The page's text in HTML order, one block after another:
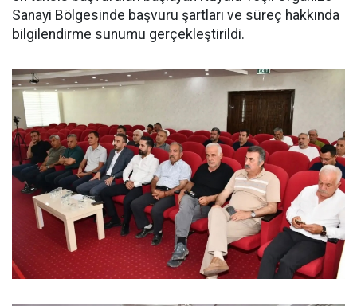
Sanayi Bölgesinde başvuru şartları ve süreç hakkında
bilgilendirme sunumu gerçekleştirildi.